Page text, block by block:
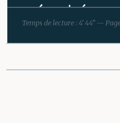
mécanisé,
girouette
appareil
Temps de lecture : 4’ 44” —